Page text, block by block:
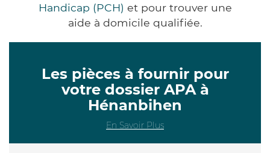
Handicap (PCH) et pour trouver une
aide à domicile qualifiée.
Les pièces à fournir pour
votre dossier APA à
Hénanbihen
En Savoir Plus